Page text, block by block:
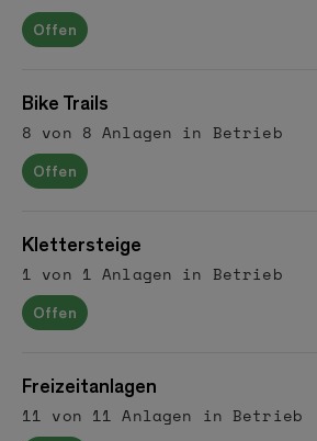
Offen
Bike Trails
8 von 8 Anlagen in Betrieb
Offen
Klettersteige
1 von 1 Anlagen in Betrieb
Offen
Freizeitanlagen
11 von 11 Anlagen in Betrieb